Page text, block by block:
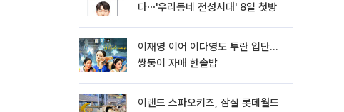
다⋯'우리동네 전성시대' 8일 첫방
이재영 이어 이다영도 투란 입단…
쌍둥이 자매 한솥밥
이랜드 스파오키즈, 잠실 롯데월드